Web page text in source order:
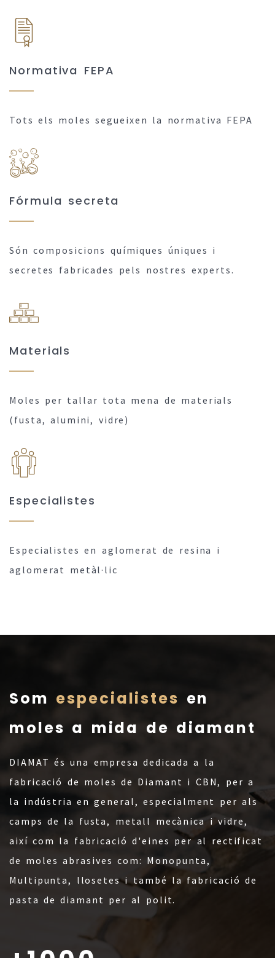
Normativa FEPA
Tots els moles segueixen la normativa FEPA
Fórmula secreta
Són composicions químiques úniques i
secretes fabricades pels nostres experts.
Materials
Moles per tallar tota mena de materials
(fusta, alumini, vidre)
Especialistes
Especialistes en aglomerat de resina i
aglomerat metàl·lic
Som especialistes en
moles a mida de diamant
DIAMAT és una empresa dedicada a la
fabricació de moles de Diamant i CBN, per a
la indústria en general, especialment per als
camps de la fusta, metall mecànica i vidre,
així com la fabricació d'eines per al rectificat
de moles abrasives com: Monopunta,
Multipunta, llosetes i també la fabricació de
pasta de diamant per al polit.